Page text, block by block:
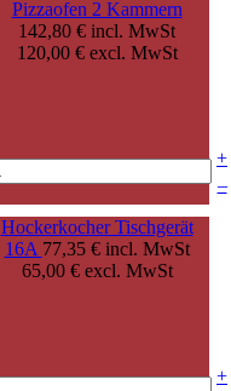
Pizzaofen 2 Kammern
142,80 € incl. MwSt
120,00 € excl. MwSt
+
–
Hockerkocher Tischgerät
16A 77,35 € incl. MwSt
65,00 € excl. MwSt
+